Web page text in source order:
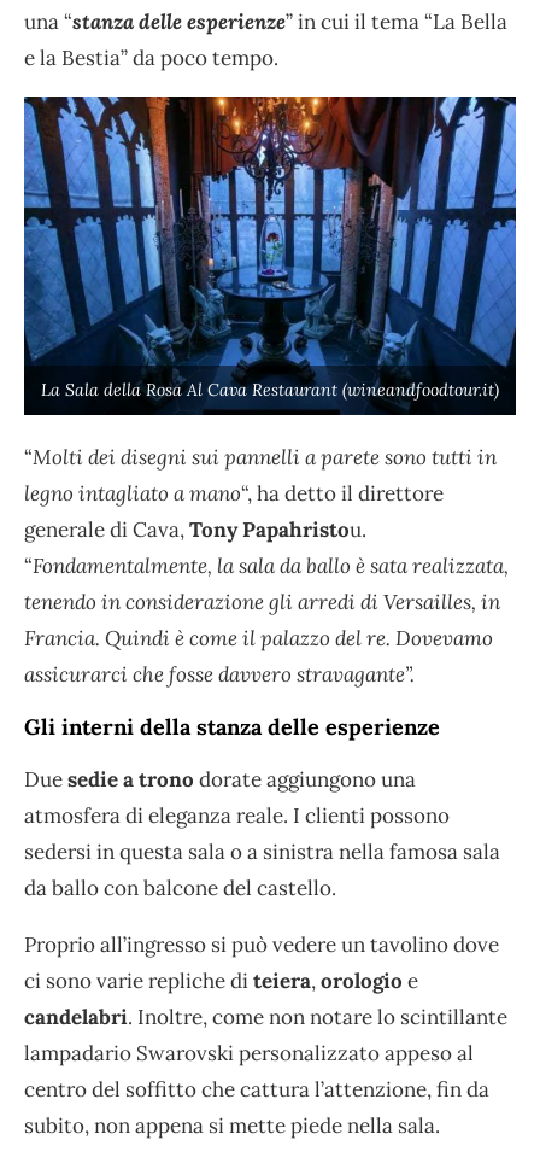
una “stanza delle esperienze” in cui il tema “La Bella
e la Bestia” da poco tempo.
La Sala della Rosa Al Cava Restaurant (wineandfoodtour.it)
“Molti dei disegni sui pannelli a parete sono tutti in
legno intagliato a mano“, ha detto il direttore
generale di Cava,Tony Papahristou.
“Fondamentalmente, la sala da ballo è sata realizzata,
tenendo in considerazione gli arredi di Versailles, in
Francia. Quindi è come il palazzo del re. Dovevamo
assicurarci che fosse davvero stravagante”.
Gli interni della stanza delle esperienze
Duesedie a trono dorate aggiungono una
atmosfera di eleganza reale. I clienti possono
sedersi in questa sala o a sinistra nella famosa sala
da ballo con balcone del castello.
Proprio all’ingresso si può vedere un tavolino dove
ci sono varie repliche diteiera,orologio e
candelabri. Inoltre, come non notare lo scintillante
lampadario Swarovski personalizzato appeso al
centro del soffitto che cattura l’attenzione, fin da
subito, non appena si mette piede nella sala.